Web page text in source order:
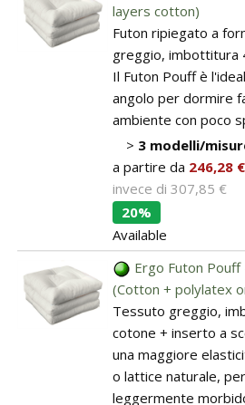
layers cotton)
Futon ripiegato a
greggio, imbottitura
Il Futon Pouff è
angolo per dormire
ambiente con poco
> 3 modelli/
a partire da 246,28 €
invece di307,85 €
20%
Available
Ergo Futon Pouff
(Cotton + polylatex
Tessuto greggio,
cotone + inserto a
una maggiore
o lattice naturale,
leggermente